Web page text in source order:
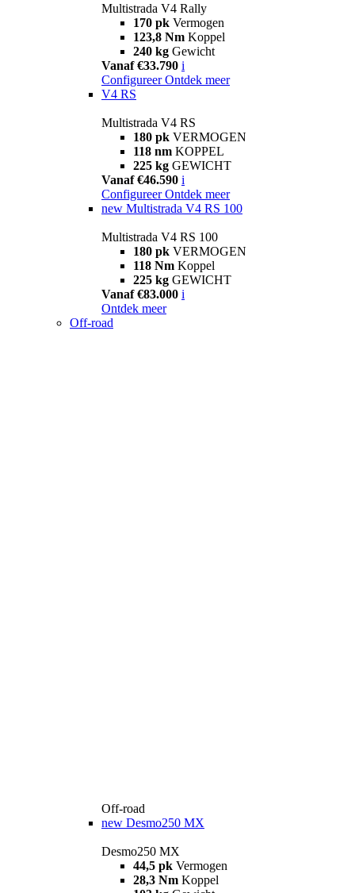
Multistrada V4 Rally
170 pk Vermogen
123,8 Nm Koppel
240 kg Gewicht
Vanaf €33.790 i
Configureer Ontdek meer
V4 RS
Multistrada V4 RS
180 pk VERMOGEN
118 nm KOPPEL
225 kg GEWICHT
Vanaf €46.590 i
Configureer Ontdek meer
new Multistrada V4 RS 100
Multistrada V4 RS 100
180 pk VERMOGEN
118 Nm Koppel
225 kg GEWICHT
Vanaf €83.000 i
Ontdek meer
Off-road
Off-road
new Desmo250 MX
Desmo250 MX
44,5 pk Vermogen
28,3 Nm Koppel